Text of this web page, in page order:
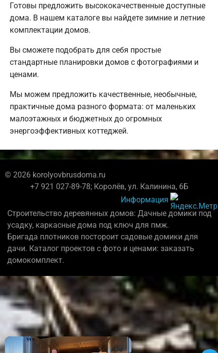
Готовы предложить высококачественные доступные
дома. В нашем каталоге вы найдете зимние и летние
комплектации домов.
Вы сможете подобрать для себя простые
стандартные планировки домов с фотографиями и
ценами.
Мы можем предложить качественные, необычные,
практичные дома разного формата: от маленьких
малоэтажных и бюджетных до огромных
энергоэффективных коттеджей.
© 2026 korolyovbrusdoma.ru
+7 921 027-89-78; Королёв, ул. Калинина, 6Б
Информация
Строительство деревянных домов: Дачные домики под
усадку, каркасные дома под ключ для пмж.
Бригада плотников постороит садовые домики для
дачи. Каталог проектов с фото и ценами: заказать
домокомплект.